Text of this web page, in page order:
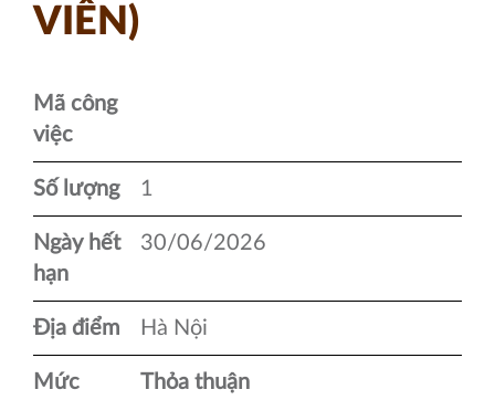
VIÊN)
Mã công
việc
Số lượng 1
Ngày hết
hạn
30/06/2026
Địa điểm Hà Nội
Mức
Thỏa thuận